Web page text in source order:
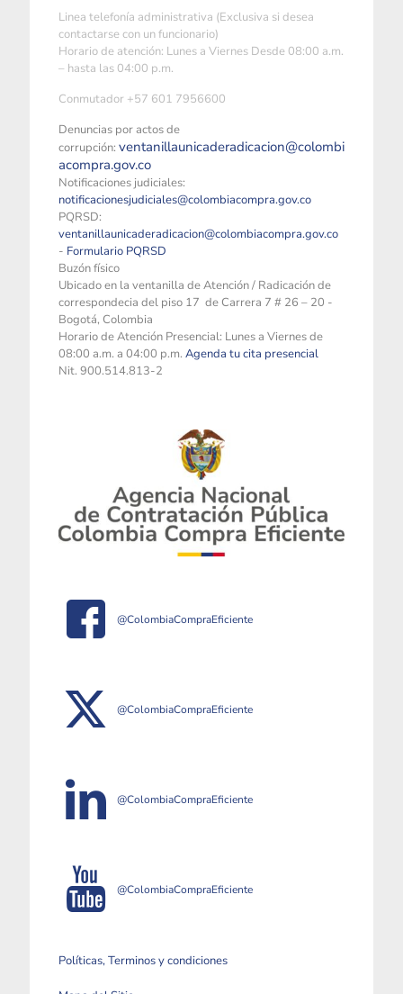
Linea telefonía administrativa (Exclusiva si desea
contactarse con un funcionario)
Horario de atención: Lunes a Viernes Desde 08:00 a.m.
– hasta las 04:00 p.m.
Conmutador +57 601 7956600
Denuncias por actos de
corrupción: ventanillaunicaderadicacion@colombi
acompra.gov.co
Notificaciones judiciales:
notificacionesjudiciales@colombiacompra.gov.co
PQRSD:
ventanillaunicaderadicacion@colombiacompra.gov.co
- Formulario PQRSD
Buzón físico
Ubicado en la ventanilla de Atención / Radicación de
correspondecia del piso 17 de Carrera 7 # 26 – 20 -
Bogotá, Colombia
Horario de Atención Presencial: Lunes a Viernes de
08:00 a.m. a 04:00 p.m. Agenda tu cita presencial
Nit. 900.514.813-2
@ColombiaCompraEficiente
@ColombiaCompraEficiente
@ColombiaCompraEficiente
@ColombiaCompraEficiente
Políticas, Terminos y condiciones